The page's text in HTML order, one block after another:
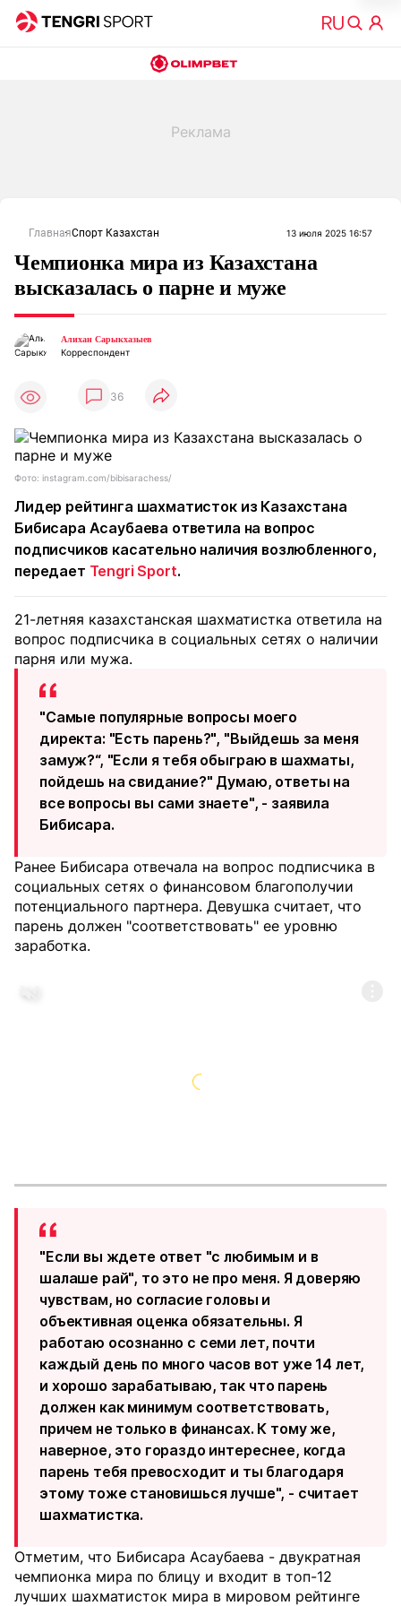
ГлавнаяСпорт Казахстан 13 июля 2025 16:57
Чемпионка мира из Казахстана
высказалась о парне и муже
Алихан Сарыкхазыев
Корреспондент
36
Фото: instagram.com/bibisarachess/
Лидер рейтинга шахматисток из Казахстана
Бибисара Асаубаева ответила на вопрос
подписчиков касательно наличия возлюбленного,
передает Tengri Sport.
21-летняя казахстанская шахматистка ответила на
вопрос подписчика в социальных сетях о наличии
парня или мужа.
"Самые популярные вопросы моего
директа: "Есть парень?", "Выйдешь за меня
замуж?“, "Если я тебя обыграю в шахматы,
пойдешь на свидание?" Думаю, ответы на
все вопросы вы сами знаете", - заявила
Бибисара.
Ранее Бибисара отвечала на вопрос подписчика в
социальных сетях о финансовом благополучии
потенциального партнера. Девушка считает, что
парень должен "соответствовать" ее уровню
заработка.
"Если вы ждете ответ "с любимым и в
шалаше рай", то это не про меня. Я доверяю
чувствам, но согласие головы и
объективная оценка обязательны. Я
работаю осознанно с семи лет, почти
каждый день по много часов вот уже 14 лет,
и хорошо зарабатываю, так что парень
должен как минимум соответствовать,
причем не только в финансах. К тому же,
наверное, это гораздо интереснее, когда
парень тебя превосходит и ты благодаря
этому тоже становишься лучше", - считает
шахматистка.
Отметим, что Бибисара Асаубаева - двукратная
чемпионка мира по блицу и входит в топ-12
лучших шахматисток мира в мировом рейтинге